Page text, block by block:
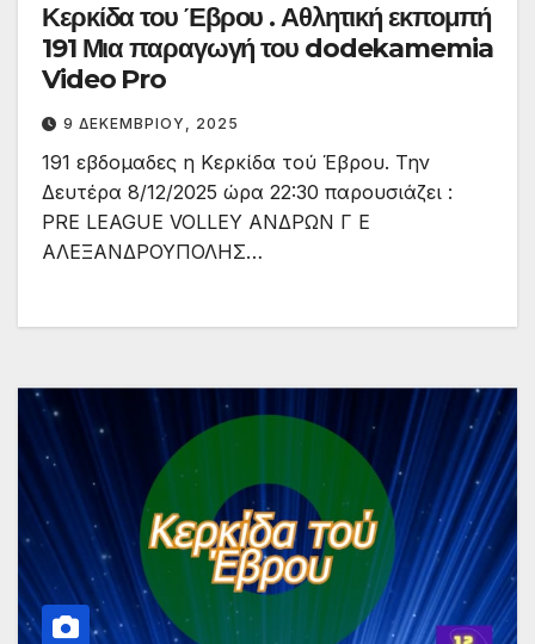
Κερκίδα του Έβρου . Αθλητική εκπομπή
191 Μια παραγωγή του dodekamemia
Video Pro
9 ΔΕΚΕΜΒΡΊΟΥ, 2025
191 εβδομαδες η Κερκίδα τού Έβρου. Την
Δευτέρα 8/12/2025 ώρα 22:30 παρουσιάζει :
PRE LEAGUΕ VOLLEY ΑΝΔΡΩΝ Γ Ε
ΑΛΕΞΑΝΔΡΟΥΠΟΛΗΣ…